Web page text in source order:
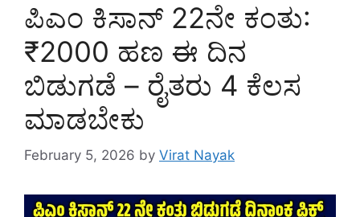
ಪಿಎಂ ಕಿಸಾನ್ 22ನೇ ಕಂತು:
₹2000 ಹಣ ಈ ದಿನ
ಬಿಡುಗಡೆ – ರೈತರು 4 ಕೆಲಸ
ಮಾಡಬೇಕು
February 5, 2026 by Virat Nayak